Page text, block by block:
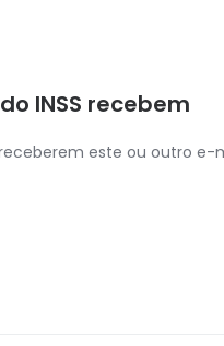
INSS recebem
este ou outro e-